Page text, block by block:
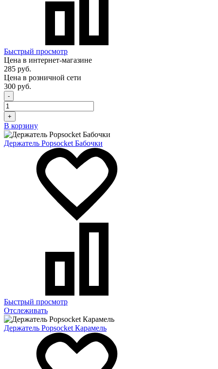
Быстрый просмотр
Цена в интернет-магазине
285 руб.
Цена в розничной сети
300 руб.
-
+
В корзину
Держатель Popsocket Бабочки
Быстрый просмотр
Отслеживать
Держатель Popsocket Карамель